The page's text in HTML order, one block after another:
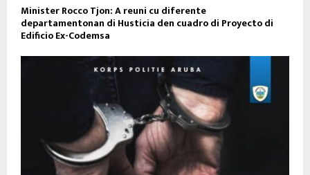
Minister Rocco Tjon: A reuni cu diferente
departamentonan di Husticia den cuadro di Proyecto di
Edificio Ex-Codemsa